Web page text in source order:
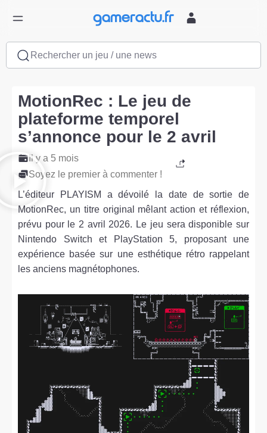
Rechercher un jeu / une news
MotionRec : Le jeu de
plateforme temporel
s’annonce pour le 2 avril
Il y a 5 mois
Soyez le premier à commenter !
L’éditeur PLAYISM a dévoilé la date de sortie de
MotionRec, un titre original mêlant action et réflexion,
prévu pour le 2 avril 2026. Le jeu sera disponible sur
Nintendo Switch et PlayStation 5, proposant une
expérience basée sur une esthétique rétro rappelant
les anciens magnétophones.